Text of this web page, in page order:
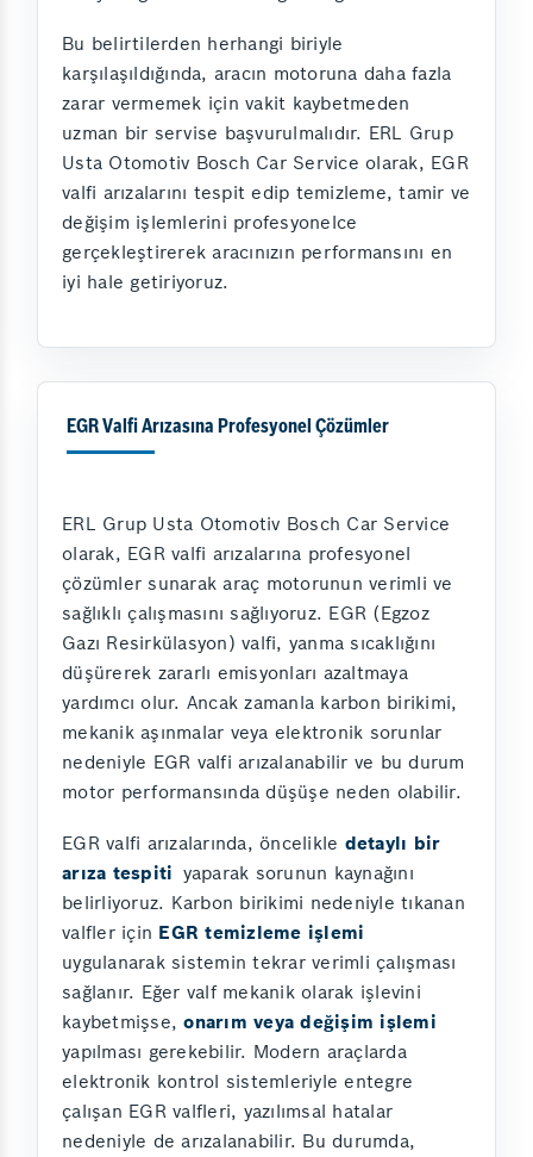
Bu belirtilerden herhangi biriyle
karşılaşıldığında, aracın motoruna daha fazla
zarar vermemek için vakit kaybetmeden
uzman bir servise başvurulmalıdır. ERL Grup
Usta Otomotiv Bosch Car Service olarak, EGR
valfi arızalarını tespit edip temizleme, tamir ve
değişim işlemlerini profesyonelce
gerçekleştirerek aracınızın performansını en
iyi hale getiriyoruz.
EGR Valfi Arızasına Profesyonel Çözümler
ERL Grup Usta Otomotiv Bosch Car Service
olarak, EGR valfi arızalarına profesyonel
çözümler sunarak araç motorunun verimli ve
sağlıklı çalışmasını sağlıyoruz. EGR (Egzoz
Gazı Resirkülasyon) valfi, yanma sıcaklığını
düşürerek zararlı emisyonları azaltmaya
yardımcı olur. Ancak zamanla karbon birikimi,
mekanik aşınmalar veya elektronik sorunlar
nedeniyle EGR valfi arızalanabilir ve bu durum
motor performansında düşüşe neden olabilir.
EGR valfi arızalarında, öncelikle detaylı bir
arıza tespiti yaparak sorunun kaynağını
belirliyoruz. Karbon birikimi nedeniyle tıkanan
valfler için EGR temizleme işlemi
uygulanarak sistemin tekrar verimli çalışması
sağlanır. Eğer valf mekanik olarak işlevini
kaybetmişse,onarım veya değişim işlemi
yapılması gerekebilir. Modern araçlarda
elektronik kontrol sistemleriyle entegre
çalışan EGR valfleri, yazılımsal hatalar
nedeniyle de arızalanabilir. Bu durumda,